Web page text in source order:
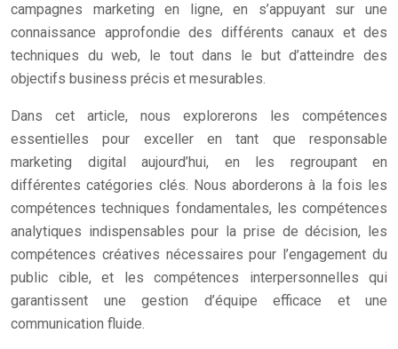
campagnes marketing en ligne, en s’appuyant sur une
connaissance approfondie des différents canaux et des
techniques du web, le tout dans le but d’atteindre des
objectifs business précis et mesurables.
Dans cet article, nous explorerons les compétences
essentielles pour exceller en tant que responsable
marketing digital aujourd’hui, en les regroupant en
différentes catégories clés. Nous aborderons à la fois les
compétences techniques fondamentales, les compétences
analytiques indispensables pour la prise de décision, les
compétences créatives nécessaires pour l’engagement du
public cible, et les compétences interpersonnelles qui
garantissent une gestion d’équipe efficace et une
communication fluide.